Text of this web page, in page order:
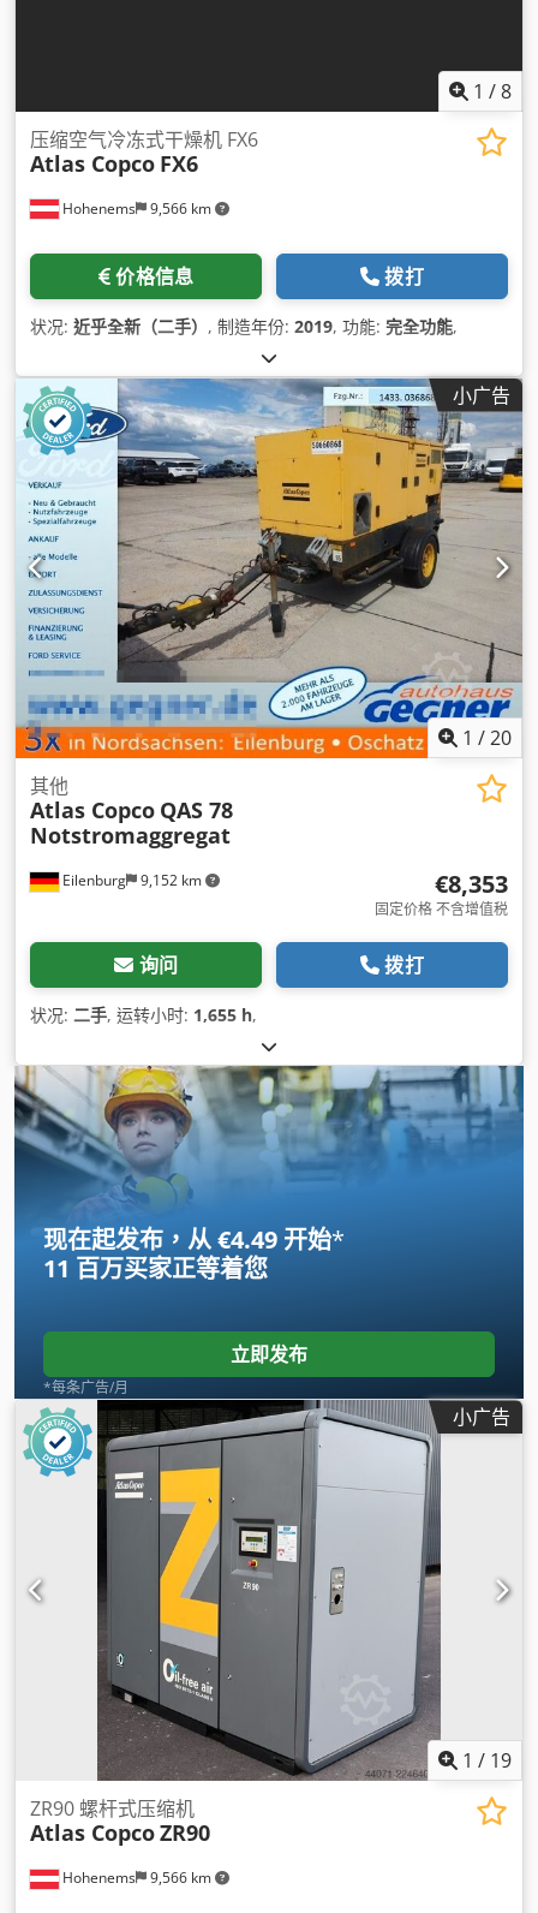
1 /8
Hohenems 9,566 km
压缩空气冷冻式干燥机 FX6
Atlas Copco FX6
价格信息 拨打
状况: 近乎全新（二手） , 制造年份: 2019, 功能: 完全功能,
小广告
1 /20
Eilenburg 9,152 km
其他
Atlas Copco QAS 78
Notstromaggregat
€8,353
固定价格 不含增值税
询问 拨打
状况: 二手, 运转小时: 1,655 h,
现在起发布，从 €4.49 开始*
11 百万买家正等着您
立即发布
*每条广告/月
小广告
1 / 19
Hohenems 9,566 km
ZR90 螺杆式压缩机
Atlas CopcoZR90